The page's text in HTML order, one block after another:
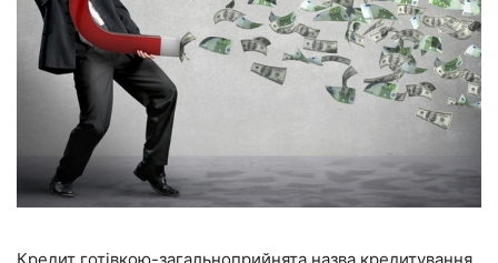
Кредит готівкою-загальноприйнята назва кредитування